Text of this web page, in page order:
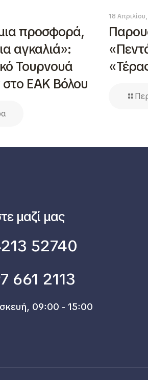
προσφορά,
αγκαλιά»:
Τουρνουά
ΕΑΚ Βόλου
18
μαζί μας
52740
661 2113
09:00 - 15:00